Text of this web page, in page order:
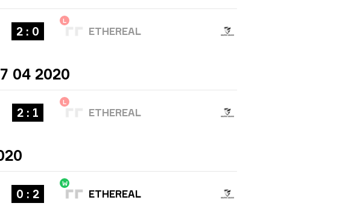
2 : 0
L
ETHEREAL
04 2020
2 : 1
L
ETHEREAL
0 : 2
W
ETHEREAL